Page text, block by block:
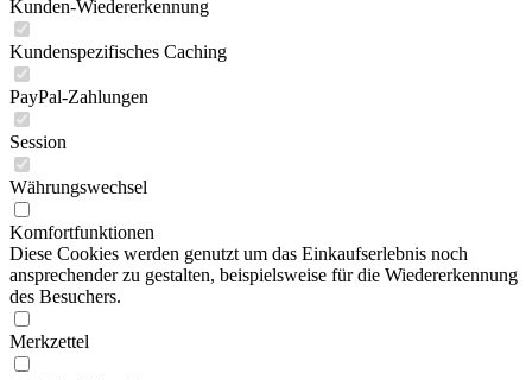
Kunden-Wiedererkennung
Kundenspezifisches Caching
PayPal-Zahlungen
Session
Währungswechsel
Komfortfunktionen
Diese Cookies werden genutzt um das Einkaufserlebnis noch
ansprechender zu gestalten, beispielsweise für die Wiedererkennung
des Besuchers.
Merkzettel